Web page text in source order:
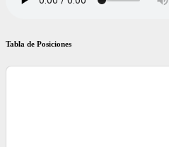
Tabla de Posiciones